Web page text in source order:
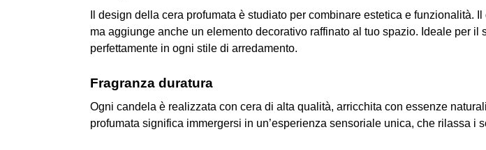
Il design della cera profumata è studiato per combinare estetica e
ma aggiunge anche un elemento decorativo raffinato al tuo spazio. Ideale per
perfettamente in ogni stile di arredamento.
Fragranza duratura
Ogni candela è realizzata con cera di alta qualità, arricchita con essenze
profumata significa immergersi in un’esperienza sensoriale unica, che rilassa i